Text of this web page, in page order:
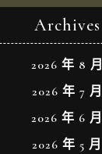
Archives
2026 年 8 月
2026 年 7 月
2026 年 6 月
2026 年 5 月